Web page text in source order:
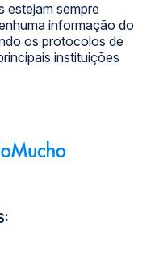
estejam sempre
informação do
os protocolos de
instituições